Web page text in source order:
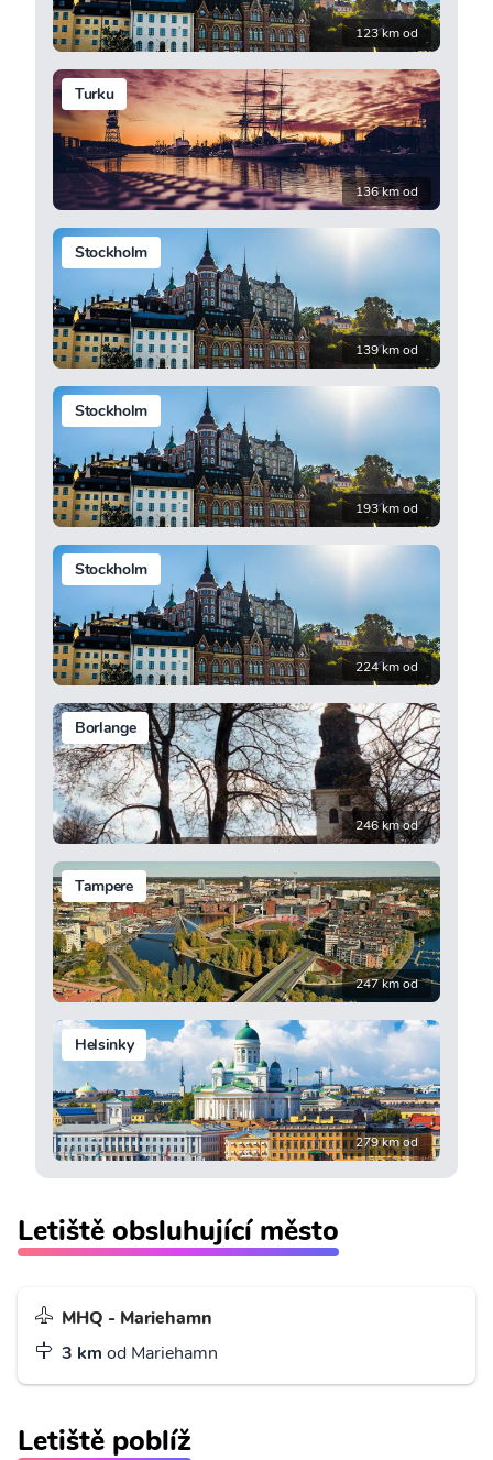
123 km od
Turku
136 km od
Stockholm
139 km od
Stockholm
193 km od
Stockholm
224 km od
Borlange
246 km od
Tampere
247 km od
Helsinky
279 km od
Letiště obsluhující město
MHQ - Mariehamn
3 km od Mariehamn
Letiště poblíž